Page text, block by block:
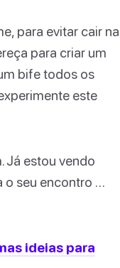
para evitar cair na
para criar um
bife todos os
este
Já estou vendo
o seu encontro …
ideias para